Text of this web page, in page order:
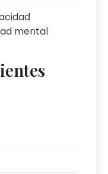
mental